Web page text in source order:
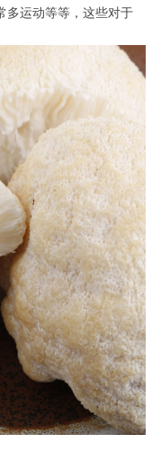
多运动等等，这些对于